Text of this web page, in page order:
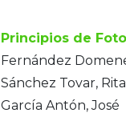
Principios de
Fernández
Sánchez Tovar,
García Antón, José